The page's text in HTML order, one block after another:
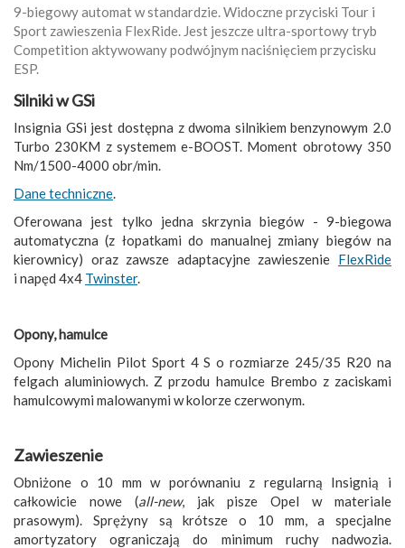
9-biegowy automat w standardzie. Widoczne przyciski Tour i
Sport zawieszenia FlexRide. Jest jeszcze ultra-sportowy tryb
Competition aktywowany podwójnym naciśnięciem przycisku
ESP.
Silniki w GSi
Insignia GSi jest dostępna z dwoma silnikiem benzynowym 2.0
Turbo 230KM z systemem e-BOOST. Moment obrotowy 350
Nm/1500-4000 obr/min.
Dane techniczne
Oferowana jest tylko jedna skrzynia biegów - 9-biegowa
automatyczna (z łopatkami do manualnej zmiany biegów na
kierownicy) oraz zawsze adaptacyjne zawieszenie FlexRide
i napęd 4x4 Twinster.
Opony, hamulce
Opony Michelin Pilot Sport 4 S o rozmiarze 245/35 R20 na
felgach aluminiowych. Z przodu hamulce Brembo z zaciskami
hamulcowymi malowanymi w kolorze czerwonym.
Zawieszenie
Obniżone o 10 mm w porównaniu z regularną Insignią i
całkowicie nowe (all-new, jak pisze Opel w materiale
prasowym). Sprężyny są krótsze o 10 mm, a specjalne
amortyzatory ograniczają do minimum ruchy nadwozia.